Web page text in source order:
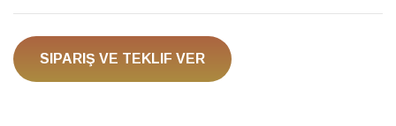
SIPARIŞ VE TEKLIF VER